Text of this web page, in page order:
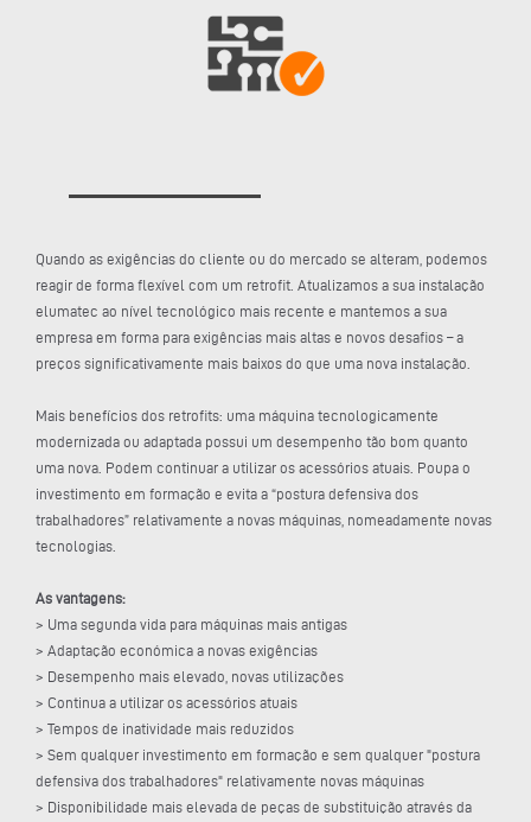
Quando as exigências do cliente ou do mercado se alteram, podemos
reagir de forma flexível com um retrofit. Atualizamos a sua instalação
elumatec ao nível tecnológico mais recente e mantemos a sua
empresa em forma para exigências mais altas e novos desafios – a
preços significativamente mais baixos do que uma nova instalação.
Mais benefícios dos retrofits: uma máquina tecnologicamente
modernizada ou adaptada possui um desempenho tão bom quanto
uma nova. Podem continuar a utilizar os acessórios atuais. Poupa o
investimento em formação e evita a “postura defensiva dos
trabalhadores” relativamente a novas máquinas, nomeadamente novas
tecnologias.
As vantagens:
> Uma segunda vida para máquinas mais antigas
> Adaptação económica a novas exigências
> Desempenho mais elevado, novas utilizações
> Continua a utilizar os acessórios atuais
> Tempos de inatividade mais reduzidos
> Sem qualquer investimento em formação e sem qualquer "postura
defensiva dos trabalhadores" relativamente novas máquinas
> Disponibilidade mais elevada de peças de substituição através da